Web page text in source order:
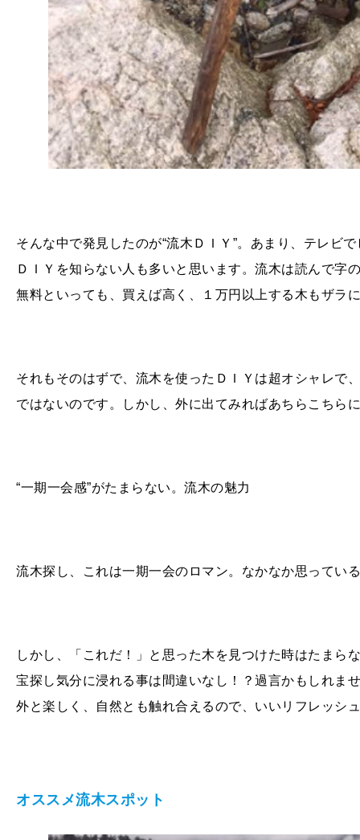
そんな中で発見したのが“流木ＤＩＹ”。あまり、テレビ
ＤＩＹを知らない人も多いと思います。流木は読んで字
無料といっても、買えば高く、１万円以上する木もザラ
それもそのはずで、流木を使ったＤＩＹは超オシャレで
ではないのです。しかし、外に出てみればあちらこちら
“一期一会感”がたまらない。流木の魅力
流木探し、これは一期一会のロマン。なかなか思ってい
しかし、「これだ！」と思った木を見つけた時はたまら
宝探し気分に浸れる事は間違いなし！？過言かもしれま
外と楽しく、自然とも触れ合えるので、いいリフレッシ
オススメ流木スポット